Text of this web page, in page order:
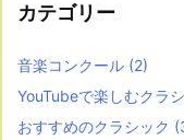
カテゴリー
音楽コンクール (2)
YouTubeで楽しむクラ
おすすめのクラシック